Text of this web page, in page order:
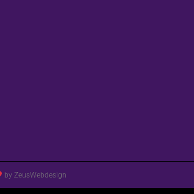
by ZeusWebdesign